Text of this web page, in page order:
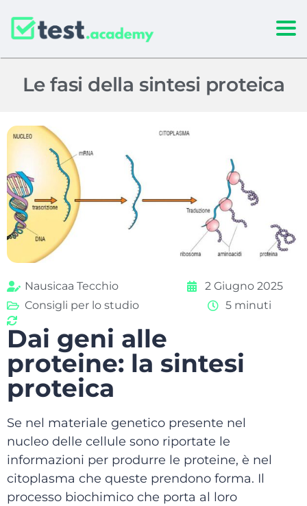
Le fasi della sintesi proteica
Nausicaa Tecchio
2 Giugno 2025
Consigli per lo studio
5 minuti
Dai geni alle
proteine: la sintesi
proteica
Se nel materiale genetico presente nel
nucleo delle cellule sono riportate le
informazioni per produrre le proteine, è nel
citoplasma che queste prendono forma. Il
processo biochimico che porta al loro